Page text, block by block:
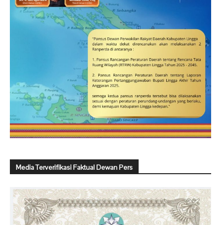
Media Terverifikasi Faktual Dewan Pers